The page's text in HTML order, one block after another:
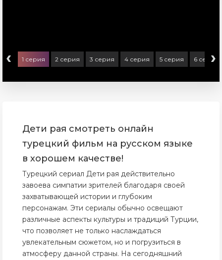
‹ 1 серия 2 серия 3 серия 4 серия 5 серия 6 серия
›
Дети рая смотреть онлайн
турецкий фильм на русском языке
в хорошем качестве!
Турецкий сериал Дети рая действительно
завоева симпатии зрителей благодаря своей
захватывающей истории и глубоким
персонажам. Эти сериалы обычно освещают
различные аспекты культуры и традиций Турции,
что позволяет не только наслаждаться
увлекательным сюжетом, но и погрузиться в
атмосферу данной страны. На сегодняшний